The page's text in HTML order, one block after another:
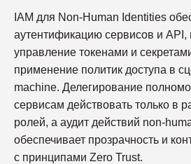
IAM для Non-Human Identities
аутентификацию сервисов и API,
управление токенами и
применение политик доступа в
machine. Делегирование
сервисам действовать только в
ролей, а аудит действий non-
обеспечивает прозрачность и
с принципами Zero Trust.